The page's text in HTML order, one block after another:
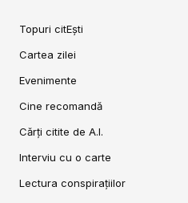
Topuri citEști
Cartea zilei
Evenimente
Cine recomandă
Cărți citite de A.I.
Interviu cu o carte
Lectura conspirațiilor